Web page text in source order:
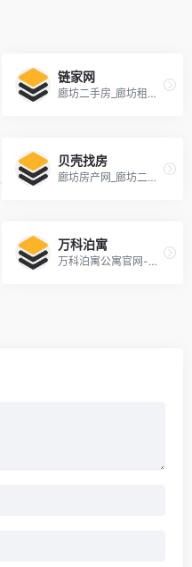
链家网
廊坊二手房_廊坊租房_廊坊房产网(廊坊链家网)
贝壳找房
廊坊房产网_廊坊二手房|租房|新房|房地产信息网【廊坊贝壳找房】
万科泊寓
万科泊寓公寓官网-为漂泊在外的有志青年提供一个温暖舒适的家